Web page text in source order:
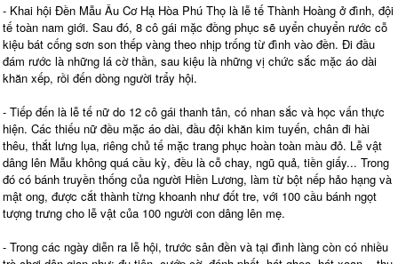
- Khai hội Đền Mẫu Âu Cơ Hạ Hòa Phú Thọ là lễ tế Thành Hoàng ở đình, đội
tế toàn nam giới. Sau đó, 8 cô gái mặc đồng phục sẽ uyển chuyển rước cỗ
kiệu bát cống sơn son thếp vàng theo nhịp trống từ đình vào đền. Đi đầu
đám rước là những lá cờ thần, sau kiệu là những vị chức sắc mặc áo dài
khăn xếp, rồi đến dòng người trẩy hội.
- Tiếp đến là lễ tế nữ do 12 cô gái thanh tân, có nhan sắc và học vấn thực
hiện. Các thiếu nữ đều mặc áo dài, đầu đội khăn kim tuyến, chân đi hài
thêu, thắt lưng lụa, riêng chủ tế mặc trang phục hoàn toàn màu đỏ. Lễ vật
dâng lên Mẫu không quá cầu kỳ, đều là cỗ chay, ngũ quả, tiền giấy... Trong
đó có bánh truyền thống của người Hiền Lương, làm từ bột nếp hảo hạng và
mật ong, được cắt thành từng khoanh như đốt tre, với 100 cầu bánh ngọt
tượng trưng cho lễ vật của 100 người con dâng lên mẹ.
- Trong các ngày diễn ra lễ hội, trước sân đền và tại đình làng còn có nhiều